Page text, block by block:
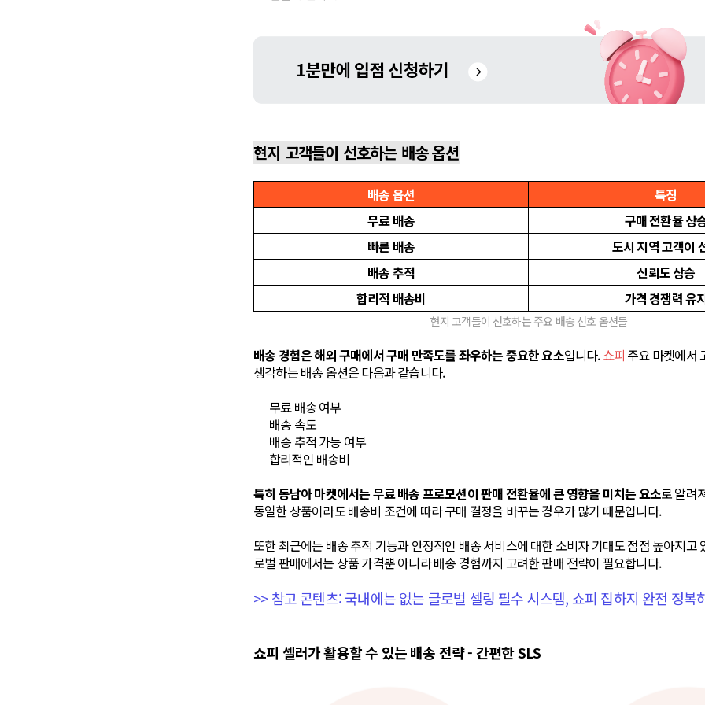
현지 고객들이 선호하는 배송 옵션
배송 옵션
특징
무료 배송
구매 전환율 상
빠른 배송
도시 지역고객이
배송 추적
신뢰도 상승
합리적 배송비
가격 경쟁력 유
현지 고객들이 선호하는 주요 배송 선호 옵션들
배송 경험은 해외 구매에서 구매 만족도를 좌우하는 중요한 요소입니다.쇼피 주요 마켓에서
생각하는 배송 옵션은 다음과 같습니다.
무료 배송 여부
배송 속도
배송 추적 가능 여부
합리적인 배송비
특히 동남아 마켓에서는 무료 배송 프로모션이 판매 전환율에 큰 영향을 미치는 요소로 알려
동일한 상품이라도 배송비 조건에 따라 구매 결정을 바꾸는 경우가 많기 때문입니다.
또한 최근에는 배송 추적 기능과 안정적인 배송 서비스에 대한 소비자 기대도 점점 높아지고
로벌 판매에서는 상품 가격뿐 아니라 배송 경험까지 고려한 판매 전략이 필요합니다.
>> 참고 콘텐츠: 국내에는 없는 글로벌 셀링 필수 시스템, 쇼피 집하지 완전 정복
쇼피 셀러가 활용할 수 있는 배송 전략 - 간편한 SLS